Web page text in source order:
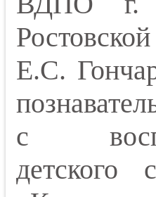
Е.С.
с